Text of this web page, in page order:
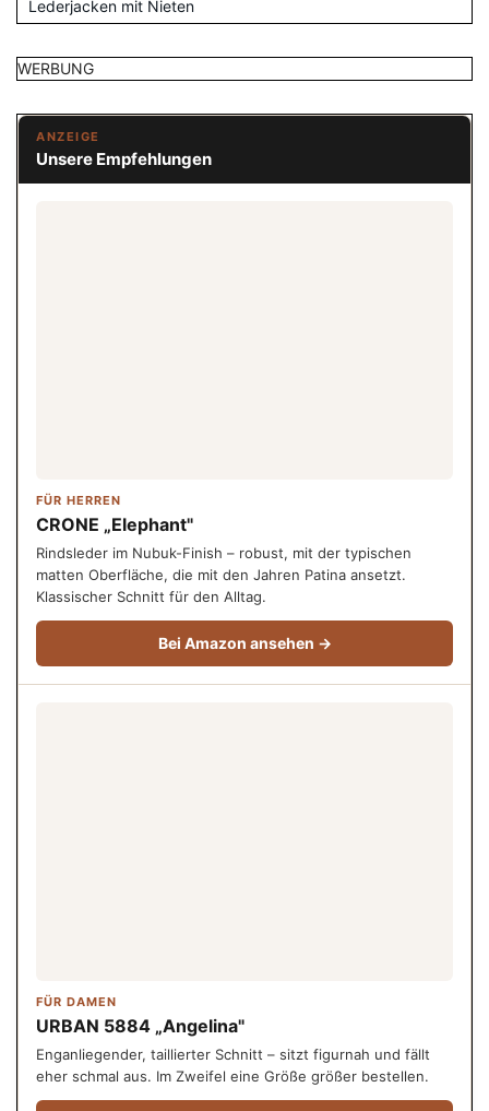
Lederjacken mit Nieten
WERBUNG
ANZEIGE
Unsere Empfehlungen
FÜR HERREN
CRONE „Elephant"
Rindsleder im Nubuk-Finish – robust, mit der typischen
matten Oberfläche, die mit den Jahren Patina ansetzt.
Klassischer Schnitt für den Alltag.
Bei Amazon ansehen →
FÜR DAMEN
URBAN 5884 „Angelina"
Enganliegender, taillierter Schnitt – sitzt figurnah und fällt
eher schmal aus. Im Zweifel eine Größe größer bestellen.